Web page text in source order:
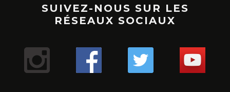
SUIVEZ-NOUS SUR LES
RÉSEAUX SOCIAUX